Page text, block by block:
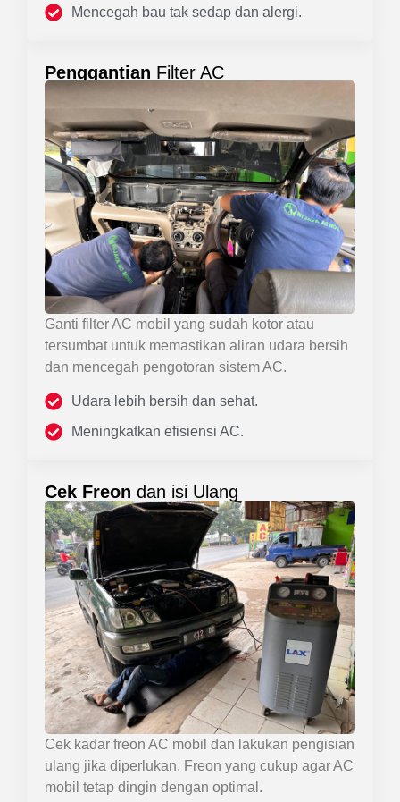
Mencegah bau tak sedap dan alergi.
Penggantian Filter AC
Ganti filter AC mobil yang sudah kotor atau
tersumbat untuk memastikan aliran udara bersih
dan mencegah pengotoran sistem AC.
Udara lebih bersih dan sehat.
Meningkatkan efisiensi AC.
Cek Freon dan isi Ulang
Cek kadar freon AC mobil dan lakukan pengisian
ulang jika diperlukan. Freon yang cukup agar AC
mobil tetap dingin dengan optimal.